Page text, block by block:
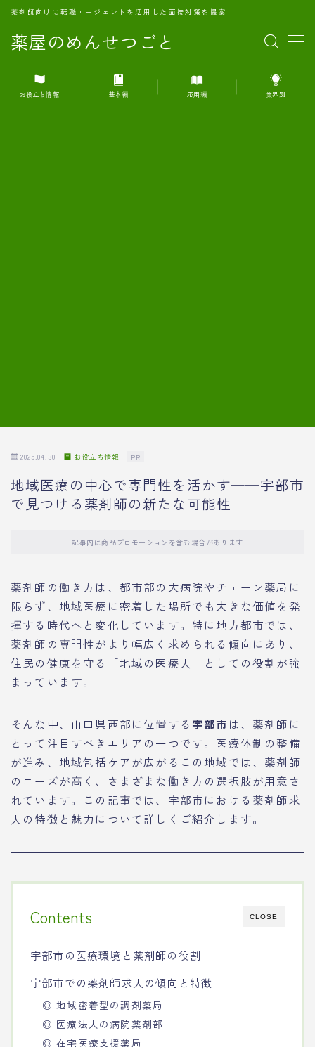
薬屋のめんせつごと
薬剤師向けに転職エージェントを活用した面接対策を提案
MENU
1.転職エージェントとは何か？
お役立ち情報 基本編 応用編 業界別
2025.04.30 お役立ち情報 PR
地域医療の中心で専門性を活かす──宇部市
で見つける薬剤師の新たな可能性
記事内に商品プロモーションを含む場合があります
薬剤師の働き方は、都市部の大病院やチェーン薬局に
限らず、地域医療に密着した場所でも大きな価値を発
揮する時代へと変化しています。特に地方都市では、
薬剤師の専門性がより幅広く求められる傾向にあり、
住民の健康を守る「地域の医療人」としての役割が強
まっています。
そんな中、山口県西部に位置する 宇部市 は、薬剤師に
とって注目すべきエリアの一つです。医療体制の整備
が進み、地域包括ケアが広がるこの地域では、薬剤師
のニーズが高く、さまざまな働き方の選択肢が用意さ
れています。この記事では、宇部市における薬剤師求
人の特徴と魅力について詳しくご紹介します。
CLOSE
Contents
宇部市の医療環境と薬剤師の役割
宇部市での薬剤師求人の傾向と特徴
◎ 地域密着型の調剤薬局
◎ 医療法人の病院薬剤部
◎ 在宅医療支援薬局